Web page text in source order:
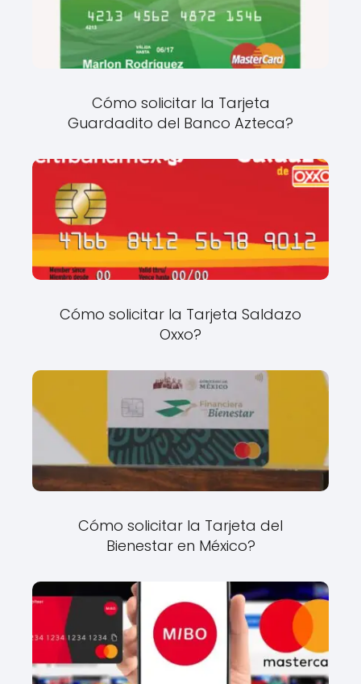
Cómo solicitar la Tarjeta
Guardadito del Banco Azteca?
Cómo solicitar la Tarjeta Saldazo
Oxxo?
Cómo solicitar la Tarjeta del
Bienestar en México?